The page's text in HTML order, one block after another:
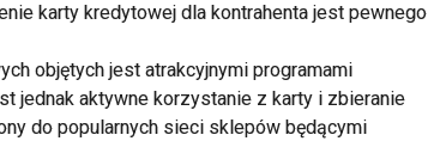
karty kredytowej dla kontrahenta jest pewnego
objętych jest atrakcyjnymi programami
jednak aktywne korzystanie z karty i zbieranie
do popularnych sieci sklepów będącymi